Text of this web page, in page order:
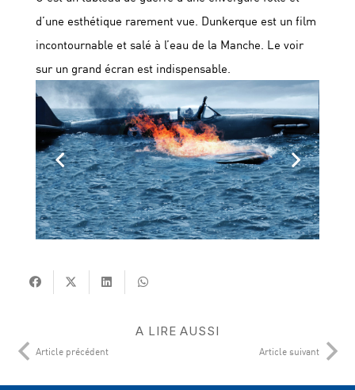
d’une esthétique rarement vue. Dunkerque est un film
incontournable et salé à l’eau de la Manche. Le voir
sur un grand écran est indispensable.
A LIRE AUSSI
Article précédent Article suivant